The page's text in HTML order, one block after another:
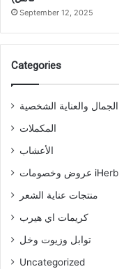
September 12, 2025
Categories
الجمال والعناية الشخصية
المكملات
الأعشاب
عروض وخصومات iHerb
منتجات عناية الشعر
كريمات اي هيرب
توابل وزيوت وخل
Uncategorized